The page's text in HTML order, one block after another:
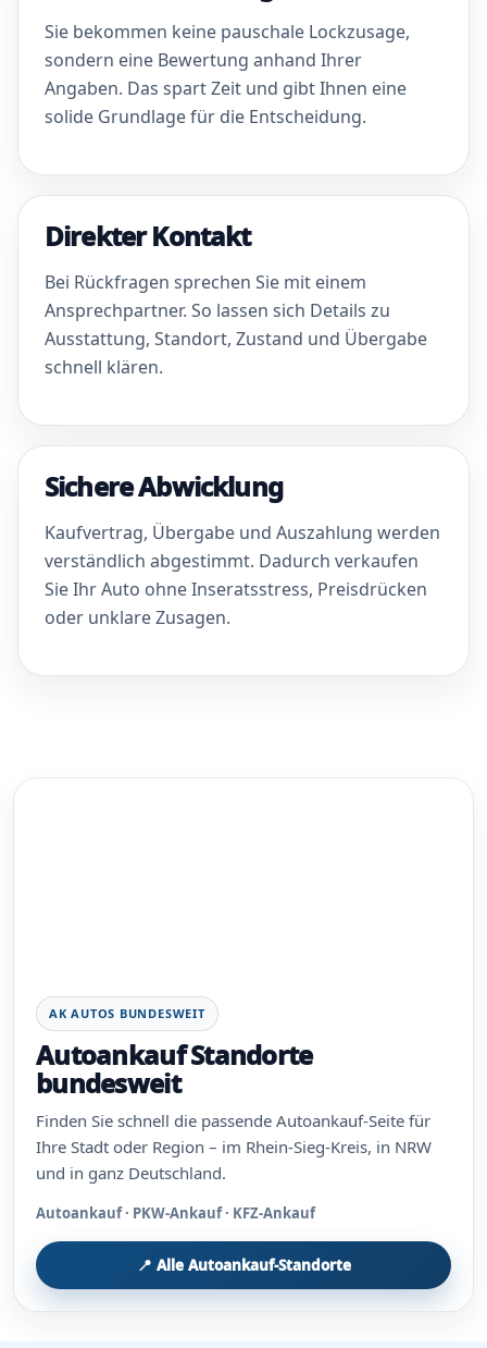
Sie bekommen keine pauschale Lockzusage,
sondern eine Bewertung anhand Ihrer
Angaben. Das spart Zeit und gibt Ihnen eine
solide Grundlage für die Entscheidung.
Direkter Kontakt
Bei Rückfragen sprechen Sie mit einem
Ansprechpartner. So lassen sich Details zu
Ausstattung, Standort, Zustand und Übergabe
schnell klären.
Sichere Abwicklung
Kaufvertrag, Übergabe und Auszahlung werden
verständlich abgestimmt. Dadurch verkaufen
Sie Ihr Auto ohne Inseratsstress, Preisdrücken
oder unklare Zusagen.
AK AUTOS BUNDESWEIT
Autoankauf Standorte
bundesweit
Finden Sie schnell die passende Autoankauf-Seite für
Ihre Stadt oder Region – im Rhein-Sieg-Kreis, in NRW
und in ganz Deutschland.
Autoankauf · PKW-Ankauf · KFZ-Ankauf
📍 Alle Autoankauf-Standorte